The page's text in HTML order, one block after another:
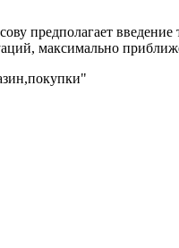
предполагает
максимально